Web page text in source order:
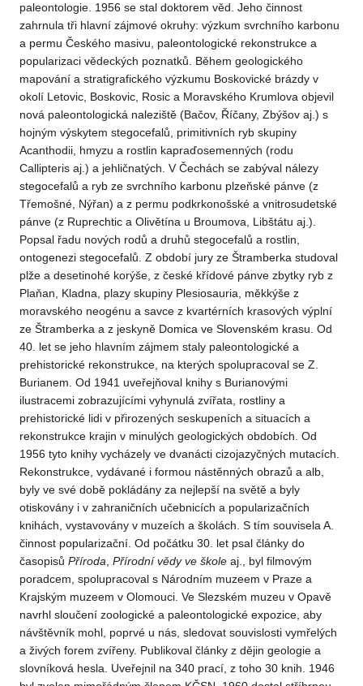
paleontologie. 1956 se stal doktorem věd. Jeho činnost
zahrnula tři hlavní zájmové okruhy: výzkum svrchního karbonu
a permu Českého masivu, paleontologické rekonstrukce a
popularizaci vědeckých poznatků. Během geologického
mapování a stratigrafického výzkumu Boskovické brázdy v
okolí Letovic, Boskovic, Rosic a Moravského Krumlova objevil
nová paleontologická naleziště (Bačov, Říčany, Zbýšov aj.) s
hojným výskytem stegocefalů, primitivních ryb skupiny
Acanthodii, hmyzu a rostlin kapraďosemenných (rodu
Callipteris aj.) a jehličnatých. V Čechách se zabýval nálezy
stegocefalů a ryb ze svrchního karbonu plzeňské pánve (z
Třemošné, Nýřan) a z permu podkrkonošské a vnitrosudetské
pánve (z Ruprechtic a Olivětína u Broumova, Libštátu aj.).
Popsal řadu nových rodů a druhů stegocefalů a rostlin,
ontogenezi stegocefalů. Z období jury ze Štramberka studoval
plže a desetinohé korýše, z české křídové pánve zbytky ryb z
Plaňan, Kladna, plazy skupiny Plesiosauria, měkkýše z
moravského neogénu a savce z kvartérních krasových výplní
ze Štramberka a z jeskyně Domica ve Slovenském krasu. Od
40. let se jeho hlavním zájmem staly paleontologické a
prehistorické rekonstrukce, na kterých spolupracoval se Z.
Burianem. Od 1941 uveřejňoval knihy s Burianovými
ilustracemi zobrazujícími vyhynulá zvířata, rostliny a
prehistorické lidi v přirozených seskupeních a situacích a
rekonstrukce krajin v minulých geologických obdobích. Od
1956 tyto knihy vycházely ve dvanácti cizojazyčných mutacích.
Rekonstrukce, vydávané i formou nástěnných obrazů a alb,
byly ve své době pokládány za nejlepší na světě a byly
otiskovány i v zahraničních učebnicích a popularizačních
knihách, vystavovány v muzeích a školách. S tím souvisela A.
činnost popularizační. Od počátku 30. let psal články do
časopisů Příroda Přírodní vědy ve škole aj., byl filmovým
poradcem, spolupracoval s Národním muzeem v Praze a
Krajským muzeem v Olomouci. Ve Slezském muzeu v Opavě
navrhl sloučení zoologické a paleontologické expozice, aby
návštěvník mohl, poprvé u nás, sledovat souvislosti vymřelých
a živých forem zvířeny. Publikoval články z dějin geologie a
slovníková hesla. Uveřejnil na 340 prací, z toho 30 knih. 1946